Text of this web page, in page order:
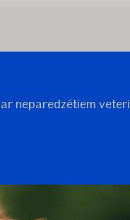
neparedzētiem